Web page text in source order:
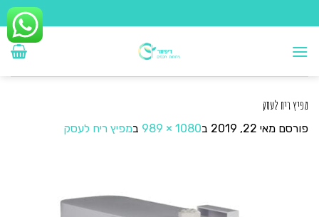
to
content
מפיץ ריח לעסק
פורסם מאי 22, 2019 ב1080 × 989 במפיץ ריח לעסק